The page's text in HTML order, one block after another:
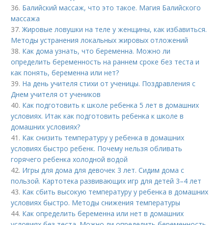
36. Балийский массаж, что это такое. Магия Балийского
массажа
37.Жировые ловушки на теле у женщины, как избавиться.
Методы устранения локальных жировых отложений
38. Как дома узнать, что беременна. Можно ли
определить беременность на раннем сроке без теста и
как понять, беременна или нет?
39. На день учителя стихи от ученицы. Поздравления с
Днем учителя от учеников
40. Как подготовить к школе ребенка 5 лет в домашних
условиях. Итак как подготовить ребенка к школе в
домашних условиях?
41. Как снизить температуру у ребенка в домашних
условиях быстро ребенк. Почему нельзя обливать
горячего ребенка холодной водой
42. Игры для дома для девочек 3 лет. Сидим дома с
пользой. Картотека развивающих игр для детей 3–4 лет
43. Как сбить высокую температуру у ребенка в домашних
условиях быстро. Методы снижения температуры
44. Как определить беременна или нет в домашних